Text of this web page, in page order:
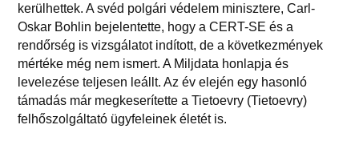
kerülhettek. A svéd polgári védelem minisztere, Carl-
Oskar Bohlin bejelentette, hogy a CERT-SE és a
rendőrség is vizsgálatot indított, de a következmények
mértéke még nem ismert. A Miljdata honlapja és
levelezése teljesen leállt. Az év elején egy hasonló
támadás már megkeserítette a Tietoevry (Tietoevry)
felhőszolgáltató ügyfeleinek életét is.